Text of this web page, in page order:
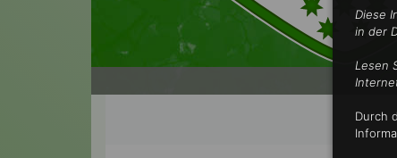
•
Diese
in der
Lesen
Durch